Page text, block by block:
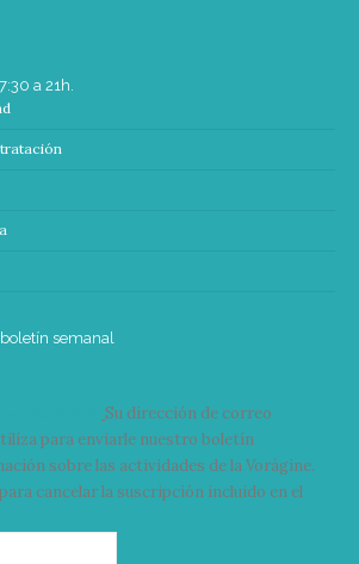
a 21h.
semanal
Su dirección de correo
para enviarle nuestro boletín
sobre las actividades de la Vorágine.
cancelar la suscripción incluido en el